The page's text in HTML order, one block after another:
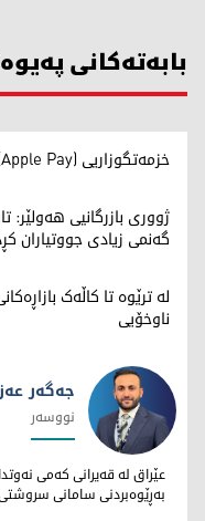
بابەتەکانی
خزمەتگوزاریی (Apple Pay) دەگاتە عێراق
گەنمی زیادی جووتیاران
لە ترێوە تا کاڵەک
ناوخۆیی
جەگەر عەزیز هەرکی
جەگەر
نووسەر
عێراق لە قەیرانی کەمی
بەڕێوەبردنی سامانی